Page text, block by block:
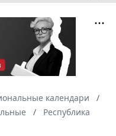
календари
Республика